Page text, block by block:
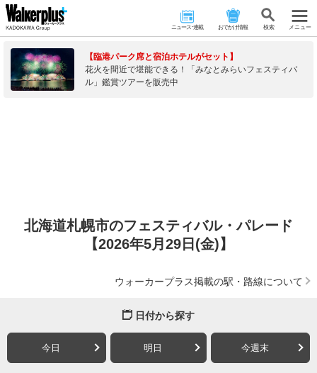
ニュース･連載 おでかけ情報 検 索 メニュー
【臨港パーク席と宿泊ホテルがセット】
花火を間近で堪能できる！「みなとみらいフェスティバ
ル」鑑賞ツアーを販売中
北海道札幌市のフェスティバル・パレード
【2026年5月29日(金)】
ウォーカープラス掲載の駅・路線について
日付から探す
今日 明日 今週末